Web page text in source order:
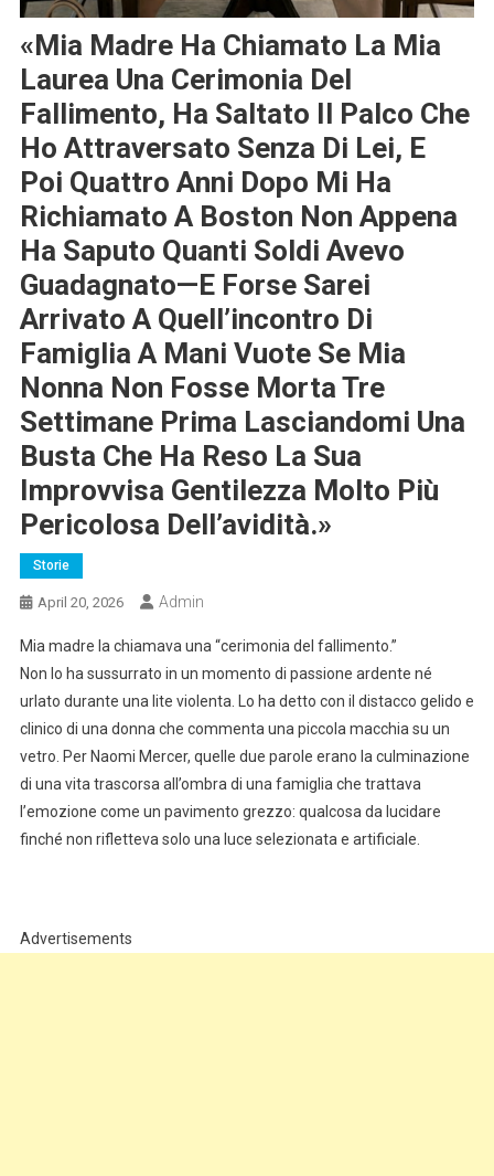
«Mia Madre Ha Chiamato La Mia
Laurea Una Cerimonia Del
Fallimento, Ha Saltato Il Palco Che
Ho Attraversato Senza Di Lei, E
Poi Quattro Anni Dopo Mi Ha
Richiamato A Boston Non Appena
Ha Saputo Quanti Soldi Avevo
Guadagnato—E Forse Sarei
Arrivato A Quell’incontro Di
Famiglia A Mani Vuote Se Mia
Nonna Non Fosse Morta Tre
Settimane Prima Lasciandomi Una
Busta Che Ha Reso La Sua
Improvvisa Gentilezza Molto Più
Pericolosa Dell’avidità.»
Storie
April 20, 2026 Admin
Mia madre la chiamava una “cerimonia del fallimento.”
Non lo ha sussurrato in un momento di passione ardente né
urlato durante una lite violenta. Lo ha detto con il distacco gelido e
clinico di una donna che commenta una piccola macchia su un
vetro. Per Naomi Mercer, quelle due parole erano la culminazione
di una vita trascorsa all’ombra di una famiglia che trattava
l’emozione come un pavimento grezzo: qualcosa da lucidare
finché non rifletteva solo una luce selezionata e artificiale.
Advertisements